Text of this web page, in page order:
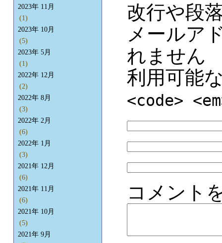
改行や段
メールア
れません
利用可能
<code>
コメント
2023年 11月
(1)
2023年 10月
(5)
2023年 5月
(1)
2022年 12月
(2)
2022年 8月
(3)
2022年 2月
(6)
2022年 1月
(3)
2021年 12月
(6)
2021年 11月
(6)
2021年 10月
(5)
2021年 9月